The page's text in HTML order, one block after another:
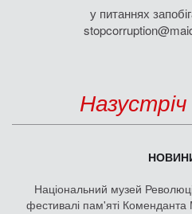
у питаннях
Національний музей
фестивалі пам'яті